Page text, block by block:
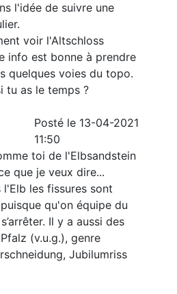
l'idée de suivre une
voir l'Altschloss
info est bonne à prendre
quelques voies du topo.
tu as le temps ?
Posté le 13-04-2021
11:50
toi de l'Elbsandstein
que je veux dire...
les fissures sont
qu'on équipe du
Il y a aussi des
(v.u.g.), genre
Jubilumriss